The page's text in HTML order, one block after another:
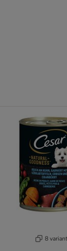
8